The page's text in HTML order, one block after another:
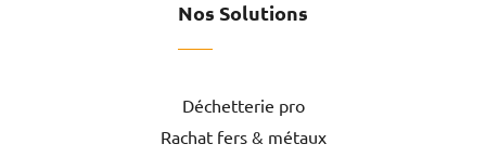
Nos Solutions
Déchetterie pro
Rachat fers & métaux